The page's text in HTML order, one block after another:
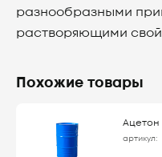
разнообразными
растворяющими
Похожие товары
Ацетон
артикул: